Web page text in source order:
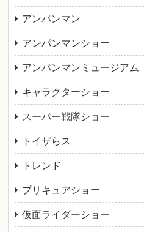
アンパンマン
アンパンマンショー
アンパンマンミュージアム
キャラクターショー
スーパー戦隊ショー
トイザらス
トレンド
プリキュアショー
仮面ライダーショー